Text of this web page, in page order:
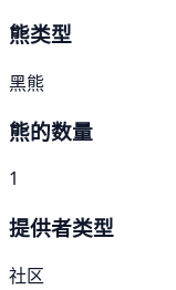
熊类型
黑熊
熊的数量
1
提供者类型
社区